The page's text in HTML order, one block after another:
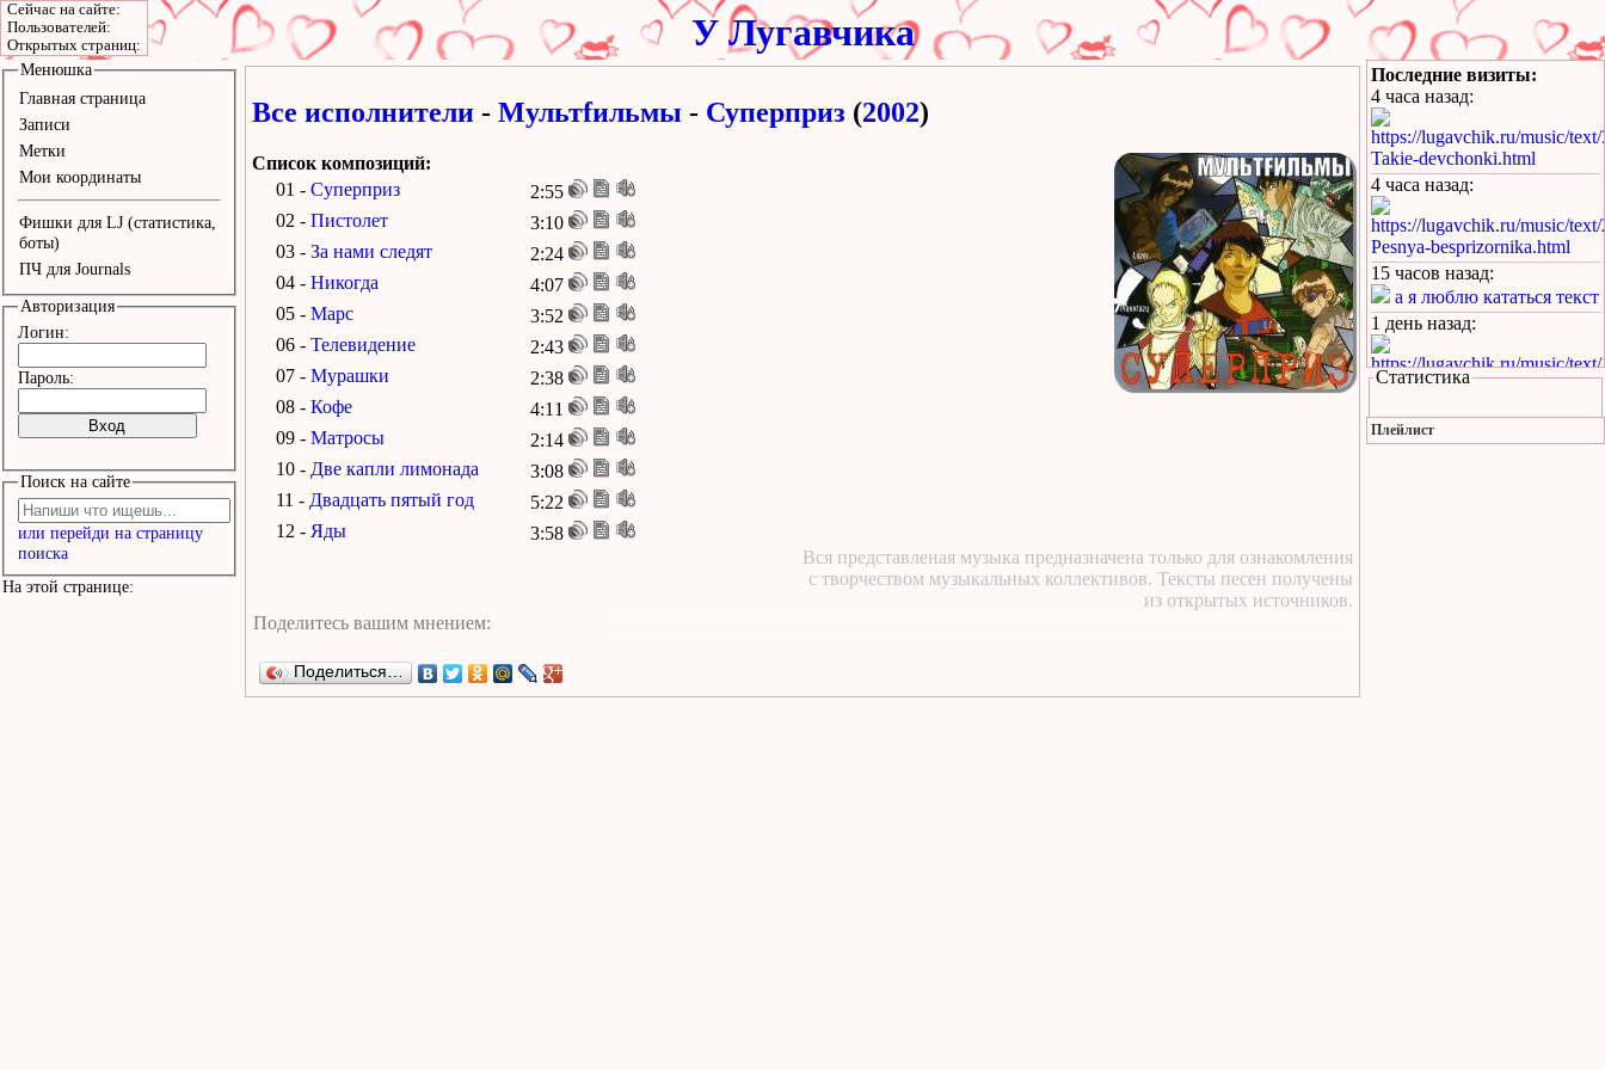
У Лугавчика
Все исполнители - Мультfильмы - Суперприз (2002)
Список композиций:
01 - Суперприз
2:55
02 - Пистолет
3:10
03 - За нами следят
2:24
04 - Никогда
4:07
05 - Марс
3:52
06 - Телевидение
2:43
07 - Мурашки
2:38
08 - Кофе
4:11
09 - Матросы
2:14
10 - Две капли лимонада
3:08
11 - Двадцать пятый год
5:22
12 - Яды
3:58
Вся представленая музыка предназначена только для ознакомления
с творчеством музыкальных коллективов. Тексты песен получены
из открытых источников.
Поделиться…
Менюшка
Главная страница
Записи
Метки
Мои координаты
Фишки для LJ (статистика,
боты)
ПЧ для Journals
Авторизация
Логин:
Пароль:
Поиск на сайте
или перейди на страницу
поиска
На этой странице:
Последние визиты:
4 часа назад:
https://lugavchik.ru/music/
Takie-devchonki.html
4 часа назад:
https://lugavchik.ru/music/
Pesnya-besprizornika.html
15 часов назад:
а я люблю кататься текст
1 день назад:
https://lugavchik.ru/music/
Hod-konem.html
Статистика
Плейлист
Сейчас на сайте:
Пользователей:
Открытых страниц: